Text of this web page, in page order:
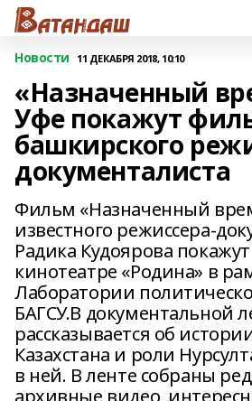
Новости 11 ДЕКАБРЯ 2018, 10:10
«Назначенный
Уфе покажут
башкирского
документалиста
Фильм «Назначенный
известного режиссера-
Радика Кудоярова
кинотеатре «Родина» в
Лаборатории
БАГСУ.В документальной
рассказывается об
Казахстана и роли
в ней. В ленте собраны
архивные видео,